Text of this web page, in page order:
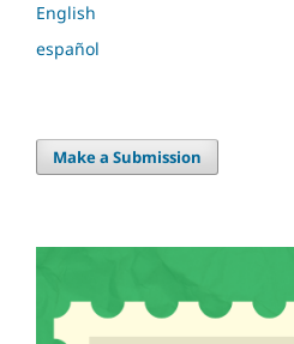
English
español
Make a Submission